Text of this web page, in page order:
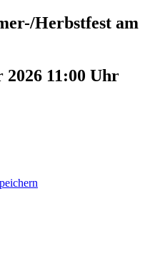
Herbstfest am
2026 11:00 Uhr